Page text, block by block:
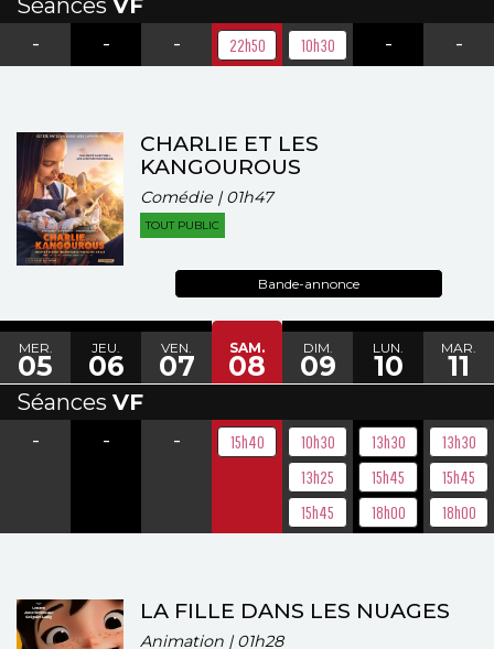
Séances VF
-
- - 22h50 10h30 - -
CHARLIE ET LES
KANGOUROUS
Comédie | 01h47
TOUT PUBLIC
Bande-annonce
MER.
05
JEU.
06
VEN.
07
SAM.
08
DIM.
09
LUN.
10
MAR.
11
Séances VF
-
- - 15h40
10h30
13h25
15h45
13h30
15h45
18h00
13h30
15h45
18h00
LA FILLE DANS LES NUAGES
Animation | 01h28